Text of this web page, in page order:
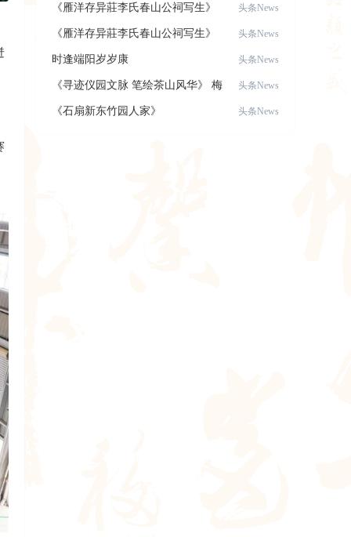
头条News
《雁洋存异莊李氏春山公祠写生》
头条News
《雁洋存异莊李氏春山公祠写生》
头条News
时逢端阳岁岁康
头条News
《寻迹仪园文脉 笔绘茶山风华》 梅
县区美术
头条News
《石扇新东竹园人家》